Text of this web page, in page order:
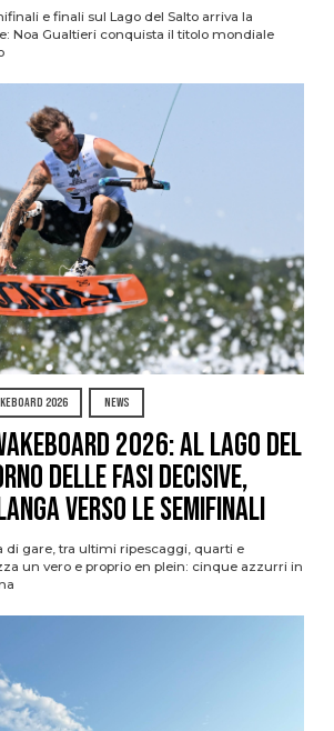
e finali sul Lago del Salto arriva la
Noa Gualtieri conquista il titolo mondiale
2026 NEWS
2026: al Lago del
delle fasi decisive,
verso le semifinali
di gare, tra ultimi ripescaggi, quarti e
un vero e proprio en plein: cinque azzurri in